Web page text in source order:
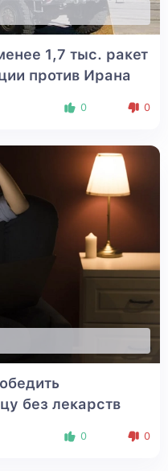
1,7 тыс. ракет
против Ирана
0 0
без лекарств
0 0